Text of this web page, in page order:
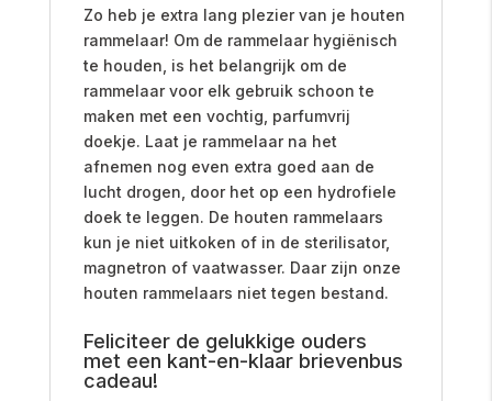
Zo heb je extra lang plezier van je houten
rammelaar! Om de rammelaar hygiënisch
te houden, is het belangrijk om de
rammelaar voor elk gebruik schoon te
maken met een vochtig, parfumvrij
doekje. Laat je rammelaar na het
afnemen nog even extra goed aan de
lucht drogen, door het op een hydrofiele
doek te leggen. De houten rammelaars
kun je niet uitkoken of in de sterilisator,
magnetron of vaatwasser. Daar zijn onze
houten rammelaars niet tegen bestand.
Feliciteer de gelukkige ouders
met een kant-en-klaar brievenbus
cadeau!